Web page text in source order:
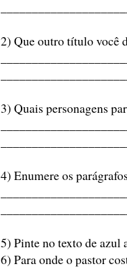
2) Que outro título você
3) Quais personagens
4) Enumere os
5) Pinte no texto de azul
6) Para onde o pastor